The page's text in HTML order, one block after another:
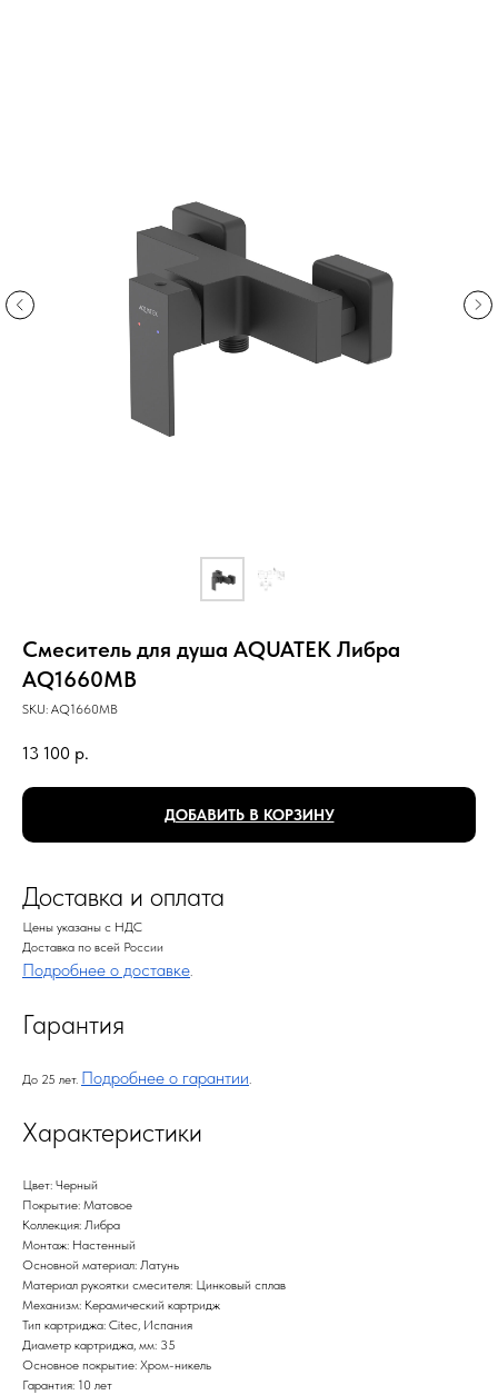
Смеситель для душа AQUATEK Либра
AQ1660MB
SKU: AQ1660MB
13 100 р.
ДОБАВИТЬ В КОРЗИНУ
Доставка и оплата
Цены указаны с НДС
Доставка по всей России
Подробнее о доставке.
Гарантия
До 25 лет. Подробнее о гарантии.
Характеристики
Цвет: Черный
Покрытие: Матовое
Коллекция: Либра
Монтаж: Настенный
Основной материал: Латунь
Материал рукоятки смесителя: Цинковый сплав
Механизм: Керамический картридж
Тип картриджа: Citec, Испания
Диаметр картриджа, мм: 35
Основное покрытие: Хром-никель
Гарантия: 10 лет